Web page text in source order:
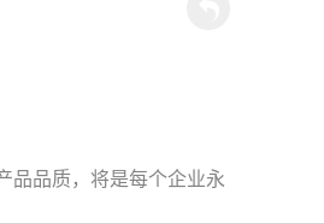
品品质，将是每个企业永